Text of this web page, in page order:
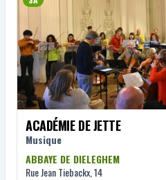
ACADÉMIE DE JETTE
Musique
ABBAYE DE DIELEGHEM
Rue Jean Tiebackx, 14